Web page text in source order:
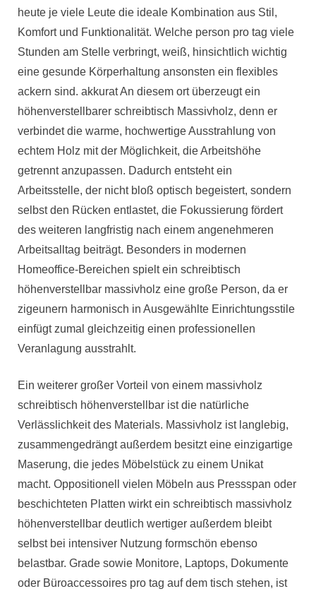
heute je viele Leute die ideale Kombination aus Stil,
Komfort und Funktionalität. Welche person pro tag viele
Stunden am Stelle verbringt, weiß, hinsichtlich wichtig
eine gesunde Körperhaltung ansonsten ein flexibles
ackern sind. akkurat An diesem ort überzeugt ein
höhenverstellbarer schreibtisch Massivholz, denn er
verbindet die warme, hochwertige Ausstrahlung von
echtem Holz mit der Möglichkeit, die Arbeitshöhe
getrennt anzupassen. Dadurch entsteht ein
Arbeitsstelle, der nicht bloß optisch begeistert, sondern
selbst den Rücken entlastet, die Fokussierung fördert
des weiteren langfristig nach einem angenehmeren
Arbeitsalltag beiträgt. Besonders in modernen
Homeoffice-Bereichen spielt ein schreibtisch
höhenverstellbar massivholz eine große Person, da er
zigeunern harmonisch in Ausgewählte Einrichtungsstile
einfügt zumal gleichzeitig einen professionellen
Veranlagung ausstrahlt.
Ein weiterer großer Vorteil von einem massivholz
schreibtisch höhenverstellbar ist die natürliche
Verlässlichkeit des Materials. Massivholz ist langlebig,
zusammengedrängt außerdem besitzt eine einzigartige
Maserung, die jedes Möbelstück zu einem Unikat
macht. Oppositionell vielen Möbeln aus Pressspan oder
beschichteten Platten wirkt ein schreibtisch massivholz
höhenverstellbar deutlich wertiger außerdem bleibt
selbst bei intensiver Nutzung formschön ebenso
belastbar. Grade sowie Monitore, Laptops, Dokumente
oder Büroaccessoires pro tag auf dem tisch stehen, ist